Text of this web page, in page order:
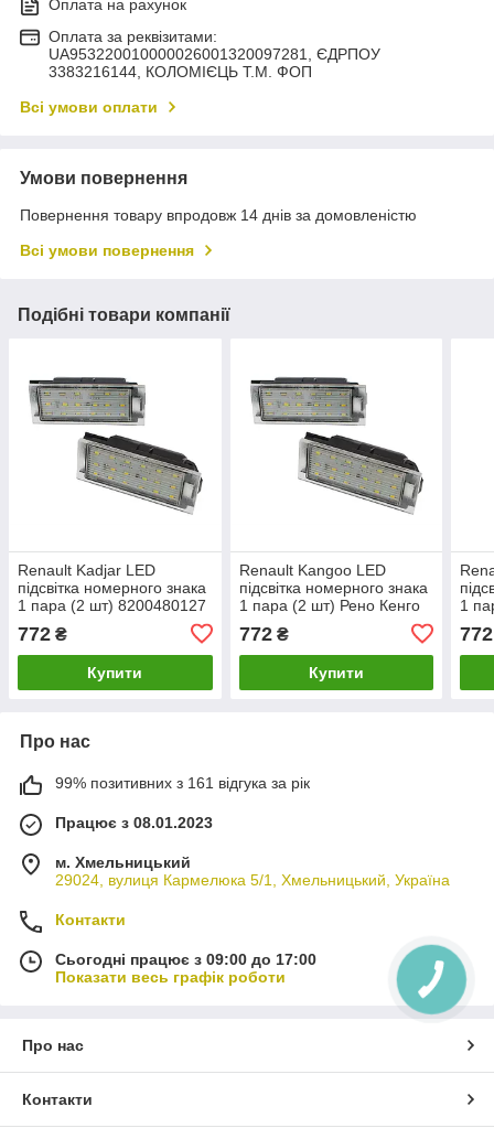
Оплата на рахунок
Оплата за реквізитами:
UA953220010000026001320097281, ЄДРПОУ
3383216144, КОЛОМIЄЦЬ Т.М. ФОП
Всі умови оплати
Умови повернення
Повернення товару впродовж 14 днів за домовленістю
Всі умови повернення
Подібні товари компанії
Renault Kadjar LED
підсвітка номерного знака
1 пара (2 шт) 8200480127
772 ₴
Купити
Renault Kangoo LED
підсвітка номерного знака
1 пара (2 шт) Рено Кенго
772₴
Купити
1
772
Про нас
99% позитивних з 161 відгука за рік
Працює з 08.01.2023
м. Хмельницький
29024, вулиця Кармелюка 5/1, Хмельницький, Україна
Контакти
Сьогодні працює з 09:00 до 17:00
Показати весь графік роботи
Про нас
Контакти